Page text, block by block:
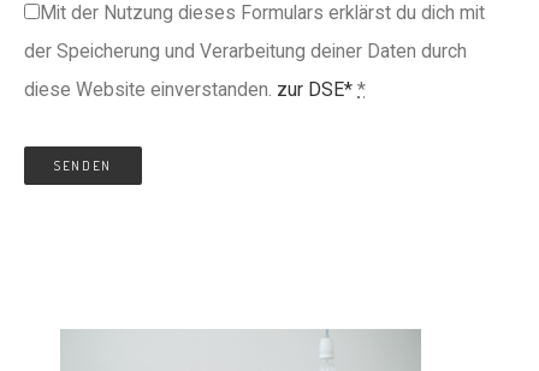
Mit der Nutzung dieses Formulars erklärst du dich mit
der Speicherung und Verarbeitung deiner Daten durch
diese Website einverstanden. zur DSE* *